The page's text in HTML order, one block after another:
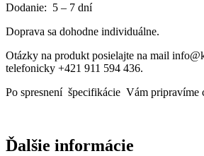
Dodanie: 5 – 7 dní
Doprava sa dohodne individuálne.
Otázky na produkt posielajte na mail
telefonicky +421 911 594 436.
Po spresnení špecifikácie Vám pripravíme
Ďalšie informácie